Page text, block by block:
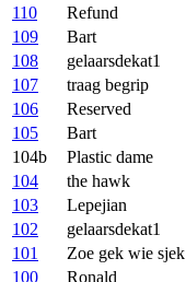
110
Refund
109
Bart
108
gelaarsdekat1
107
traag begrip
106
Reserved
105
Bart
104b
Plastic dame
104
the hawk
103
Lepejian
102
gelaarsdekat1
101
Zoe gek wie sjek
100
Ronald